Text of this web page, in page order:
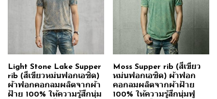
Light Stone Lake Supper
rib (สีเขียวหม่นฟอกเอซิด)
ผ้าฟอกคอกลมผลิตจากผ้า
ฝ้าย 100% ให้ความรู้สึกนุ่ม
Moss Supper rib (สีเขียว
หม่นฟอกเอซิด) ผ้าฟอก
คอกลมผลิตจากผ้าฝ้าย
100% ให้ความรู้สึกนุ่มฟู